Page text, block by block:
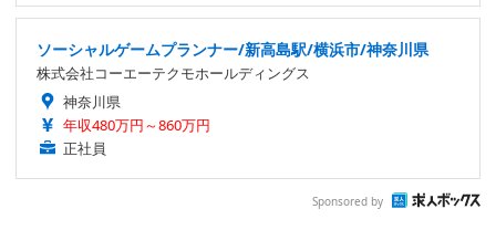
ソーシャルゲームプランナー/新高島駅/横浜市/神奈川県
株式会社コーエーテクモホールディングス
神奈川県
年収480万円～860万円
正社員
Sponsored by